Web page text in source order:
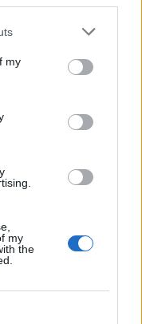
my
my
the